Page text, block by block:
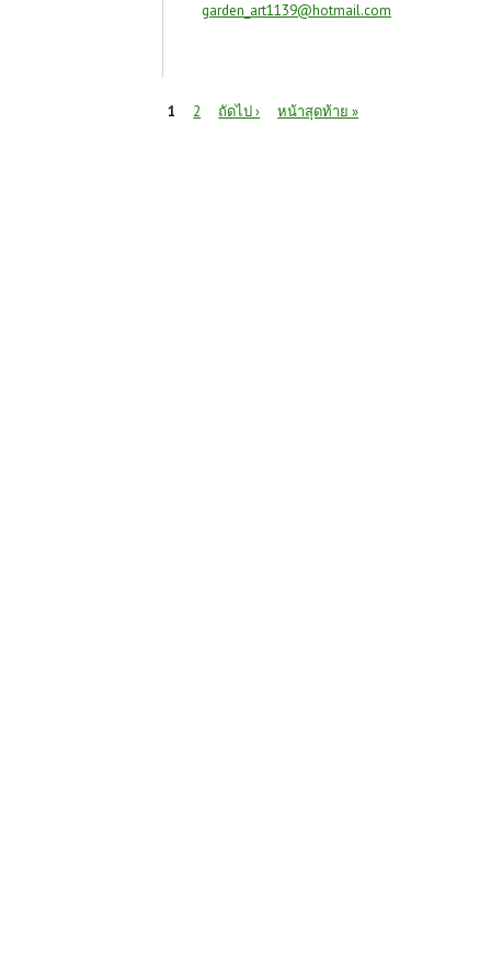
garden_art1139@hotmail.com
1 2 ถัดไป › หน้าสุดท้าย »